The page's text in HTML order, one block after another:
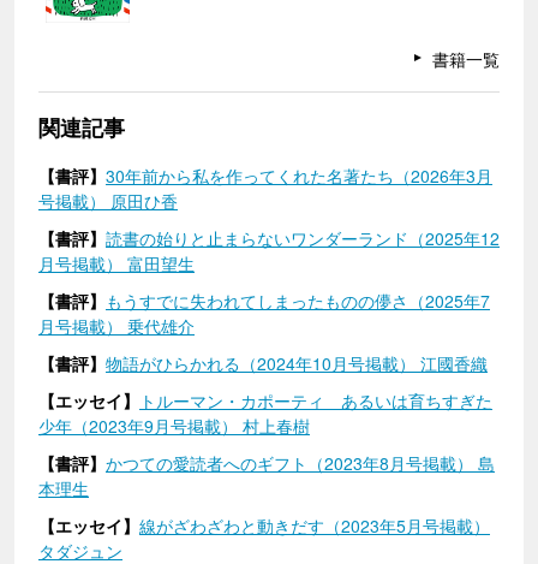
書籍一覧
関連記事
【書評】 30年前から私を作ってくれた名著たち（2026年3月
号掲載） 原田ひ香
【書評】 読書の始りと止まらないワンダーランド（2025年12
月号掲載） 富田望生
【書評】 もうすでに失われてしまったものの儚さ（2025年7
月号掲載） 乗代雄介
【書評】 物語がひらかれる（2024年10月号掲載） 江國香織
【エッセイ】
トルーマン・カポーティ あるいは育ちすぎた
少年（2023年9月号掲載） 村上春樹
【書評】 かつての愛読者へのギフト（2023年8月号掲載） 島
本理生
【エッセイ】 線がざわざわと動きだす（2023年5月号掲載）
タダジュン